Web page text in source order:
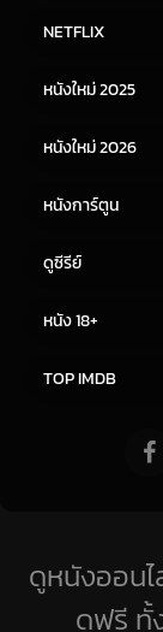
หนังจีน
NETFLIX
หนังใหม่ 2025
หนังใหม่ 2026
หนังการ์ตูน
ดูซีรีย์
หนัง 18+
TOP IMDB
ดูหนังออน
ดูฟรี ทั้